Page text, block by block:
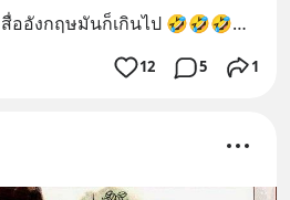
ออังกฤษมันก็เกินไป 🤣🤣🤣…
12 5 1